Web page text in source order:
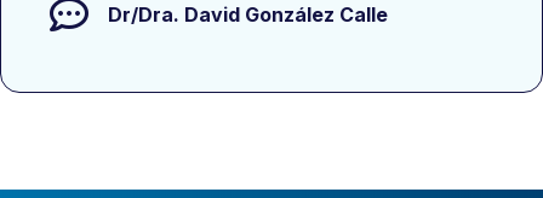
Dr/Dra. David González Calle